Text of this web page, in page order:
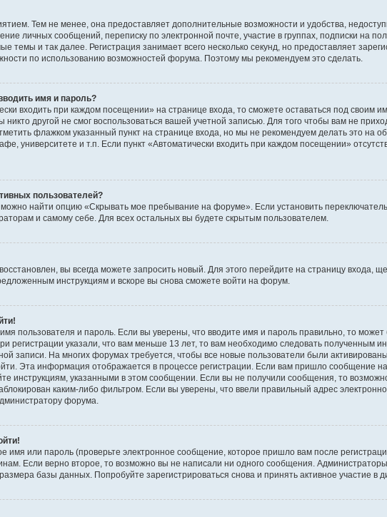
Тем не менее, она предоставляет дополнительные возможности и удобства,
личных сообщений, переписку по электронной почте, участие в группах, подписки на
темы и так далее. Регистрация занимает всего несколько секунд, но предоставляет
по использованию возможностей форума. Поэтому мы рекомендуем это сделать.
имя и пароль?
входить при каждом посещении» на странице входа, то сможете оставаться под своим
другой не смог воспользоваться вашей учетной записью. Для того чтобы вам не
флажком указанный пункт на странице входа, но мы не рекомендуем делать это на
университете и т.п. Если пункт «Автоматически входить при каждом посещении»
пользователей?
можно найти опцию «Скрывать мое пребывание на форуме». Если установить
и самому себе. Для всех остальных вы будете скрытым пользователем.
вы всегда можете запросить новый. Для этого перейдите на страницу входа,
инструкциям и вскоре вы снова сможете войти на форум.
пользователя и пароль. Если вы уверены, что вводите имя и пароль правильно, то может
регистрации указали, что вам меньше 13 лет, то вам необходимо следовать полученным
записи. На многих форумах требуется, чтобы все новые пользователи были
Эта информация отображается в процессе регистрации. Если вам пришло сообщение
инструкциям, указанными в этом сообщении. Если вы не получили сообщения, то
каким-либо фильтром. Если вы уверены, что ввели правильный адрес
форума.
имя или пароль (проверьте электронное сообщение, которое пришло вам после
Если верно второе, то возможно вы не написали ни одного сообщения. Администраторы
базы данных. Попробуйте зарегистрироваться снова и принять активное участие в